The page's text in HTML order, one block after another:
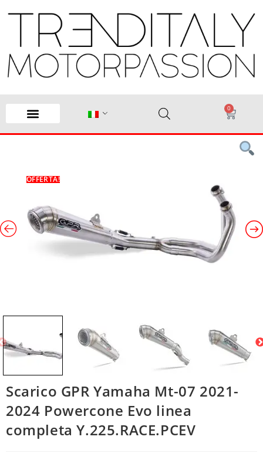
0
OFFERTA!
Scarico GPR Yamaha Mt-07 2021-
2024 Powercone Evo linea
completa Y.225.RACE.PCEV